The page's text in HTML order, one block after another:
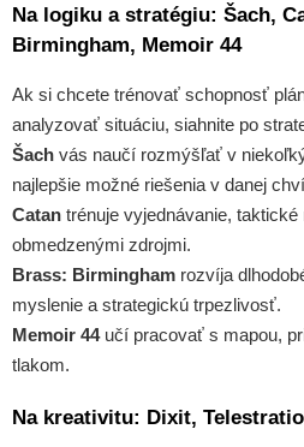
Na logiku a stratégiu: Šach,
Birmingham, Memoir 44
Ak si chcete trénovať schopnosť
analyzovať situáciu, siahnite po
Šach vás naučí rozmýšľať v
najlepšie možné riešenia v danej
Catan trénuje vyjednávanie,
obmedzenými zdrojmi.
Brass: Birmingham rozvíja
myslenie a strategickú trpezlivosť.
Memoir 44učí pracovať s mapou,
tlakom.
Na kreativitu: Dixit,